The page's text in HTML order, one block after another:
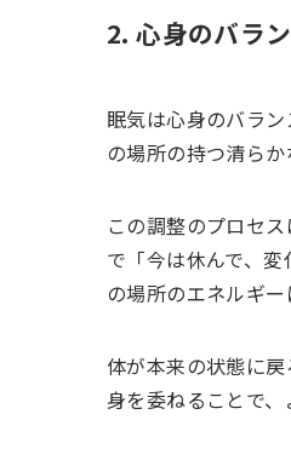
2. 心身のバラ
眠気は心身のバラ
の場所の持つ清ら
この調整のプロセ
で「今は休んで、
の場所のエネルギー
体が本来の状態に
身を委ねることで、